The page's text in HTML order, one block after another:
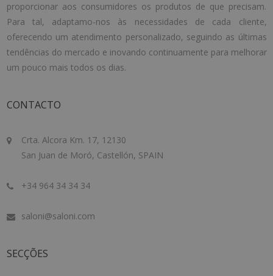
proporcionar aos consumidores os produtos de que precisam.
Para tal, adaptamo-nos às necessidades de cada cliente,
oferecendo um atendimento personalizado, seguindo as últimas
tendências do mercado e inovando continuamente para melhorar
um pouco mais todos os dias.
CONTACTO
Crta. Alcora Km. 17, 12130
San Juan de Moró, Castellón, SPAIN
+34 964 34 34 34
saloni@saloni.com
SECÇÕES